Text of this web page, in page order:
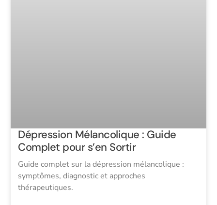
Dépression Mélancolique : Guide
Complet pour s’en Sortir
Guide complet sur la dépression mélancolique :
symptômes, diagnostic et approches
thérapeutiques.